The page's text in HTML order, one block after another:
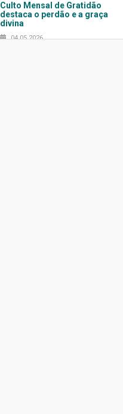
Culto Mensal de Gratidão
destaca o perdão e a graça
divina
04.05.2026